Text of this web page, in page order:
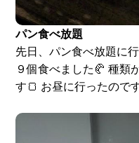
パン食べ放題
先日、パン食べ放題に
９個食べました🥐 種類
す🍞 お昼に行ったので